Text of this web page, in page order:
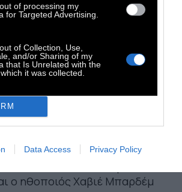
of processing my
for Targeted Advertising.
of Collection, Use,
and/or Sharing of my
that Is Unrelated with the
it was collected.
Data Access Privacy Policy
Χάος μετά τη
ράπερ Χασέλ για
του στέμματος
του
ο ηθοποιός Χαβιέ Μπαρδέμ